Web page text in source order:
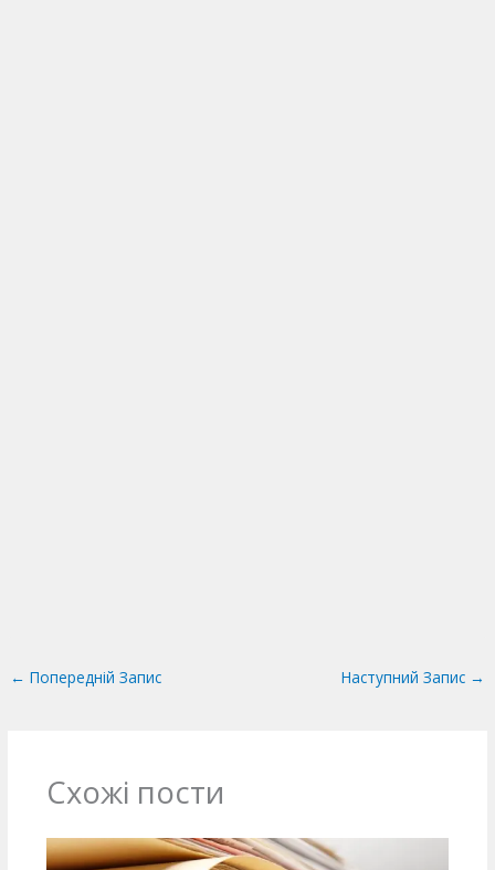
← Попередній Запис Наступний Запис →
Схожі пости